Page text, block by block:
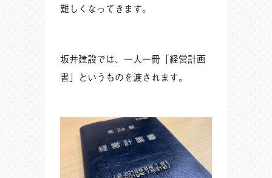
難しくなってきます。
坂井建設では、一人一冊「経営計画
書」というものを渡されます。